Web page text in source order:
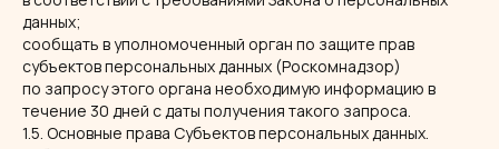
данных;
сообщать в уполномоченный орган по защите прав
субъектов персональных данных (Роскомнадзор)
по запросу этого органа необходимую информацию в
течение 30 дней с даты получения такого запроса.
1.5. Основные права Субъектов персональных данных.